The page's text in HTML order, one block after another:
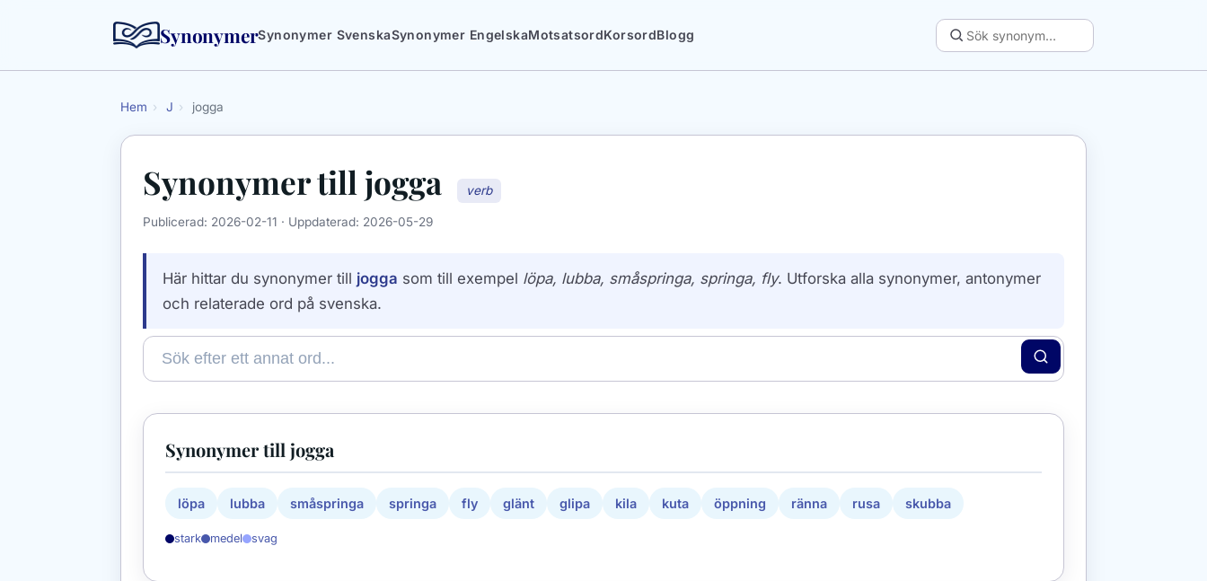
SynonymerSynonymer SvenskaSynonymer EngelskaMotsatsordKorsordBlogg
Hem › J › jogga
Synonymer till jogga verb
Publicerad: 2026-02-11 · Uppdaterad: 2026-05-29
Här hittar du synonymer till jogga som till exempel löpa, lubba, småspringa, springa, fly. Utforska alla synonymer, antonymer
och relaterade ord på svenska.
Synonymer till jogga
löpa lubba småspringa springa fly glänt glipa kila kuta öppning ränna rusa skubba
stark medel svag